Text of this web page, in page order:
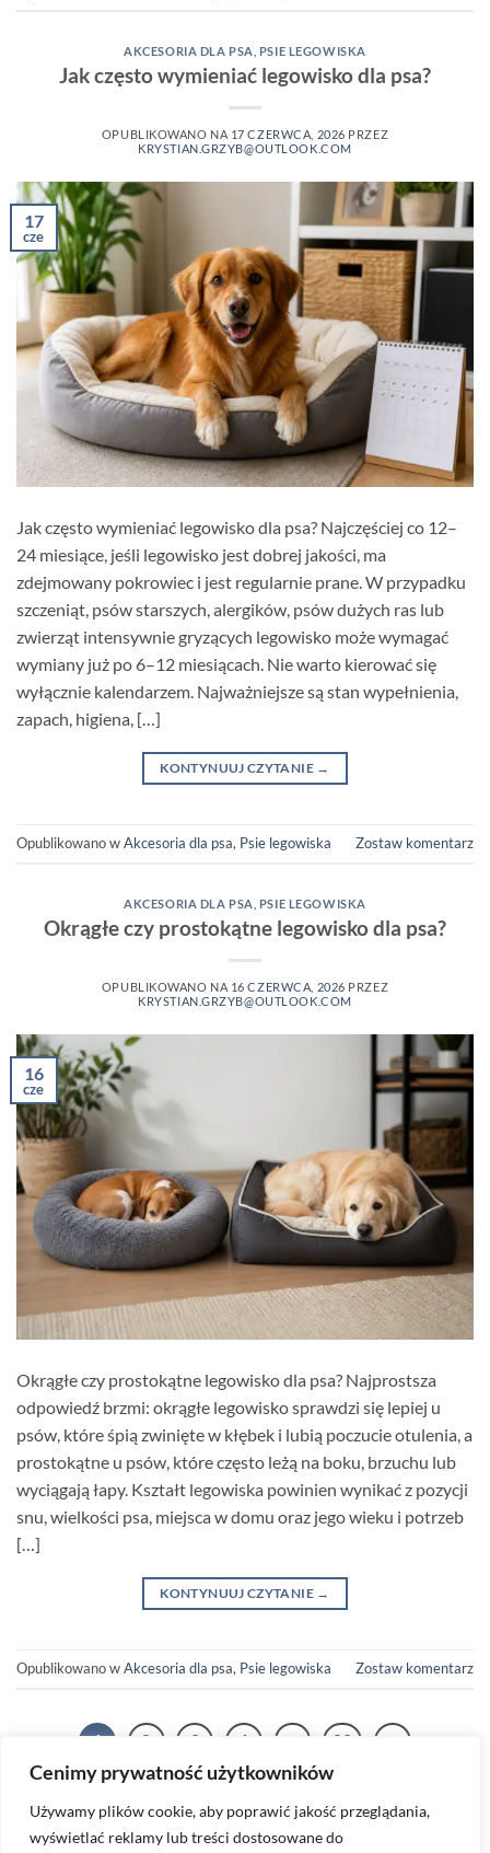
Cenimy prywatność użytkowników
Używamy plików cookie, aby poprawić jakość przeglądania,
wyświetlać reklamy lub treści dostosowane do
AKCESORIA DLA PSA PSIE LEGOWISKA
Jak często wymieniać legowisko dla psa?
OPUBLIKOWANO NA 17 CZERWCA, 2026 PRZEZ
KRYSTIAN.GRZYB@OUTLOOK.COM
17
cze
Jak często wymieniać legowisko dla psa? Najczęściej co 12–
24 miesiące, jeśli legowisko jest dobrej jakości, ma
zdejmowany pokrowiec i jest regularnie prane. W przypadku
szczeniąt, psów starszych, alergików, psów dużych ras lub
zwierząt intensywnie gryzących legowisko może wymagać
wymiany już po 6–12 miesiącach. Nie warto kierować się
wyłącznie kalendarzem. Najważniejsze są stan wypełnienia,
zapach, higiena, […]
KONTYNUUJ CZYTANIE →
Opublikowano wAkcesoria dla psa, Psie legowiska Zostaw komentarz
AKCESORIA DLA PSA PSIE LEGOWISKA
Okrągłe czy prostokątne legowisko dla psa?
OPUBLIKOWANO NA 16 CZERWCA, 2026 PRZEZ
KRYSTIAN.GRZYB@OUTLOOK.COM
16
cze
Okrągłe czy prostokątne legowisko dla psa? Najprostsza
odpowiedź brzmi: okrągłe legowisko sprawdzi się lepiej u
psów, które śpią zwinięte w kłębek i lubią poczucie otulenia, a
prostokątne u psów, które często leżą na boku, brzuchu lub
wyciągają łapy. Kształt legowiska powinien wynikać z pozycji
snu, wielkości psa, miejsca w domu oraz jego wieku i potrzeb
[…]
KONTYNUUJ CZYTANIE →
Opublikowano wAkcesoria dla psa, Psie legowiska Zostaw komentarz
1 2 3 4 23